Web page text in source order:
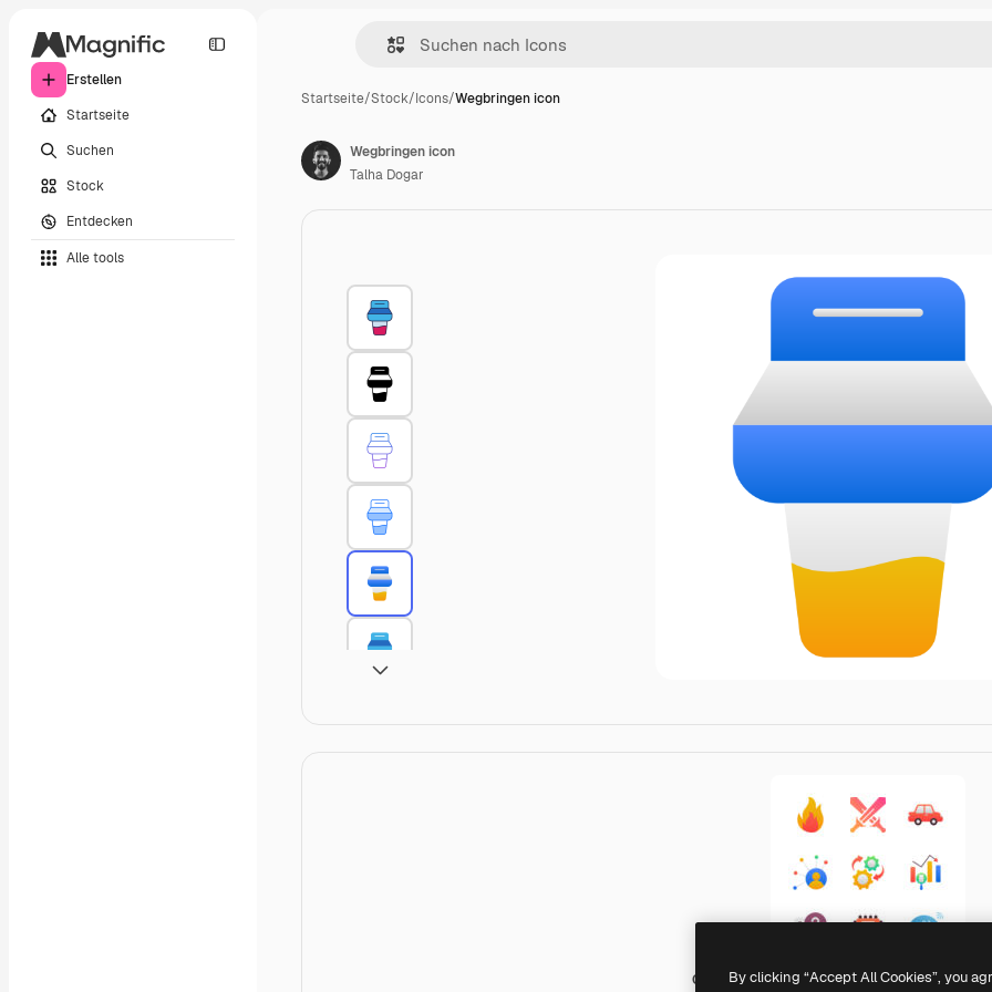
Erstellen
Startseite
Suchen
Stock
Entdecken
Alle tools
Startseite/Stock/Icons/Wegbringen icon
Generic Flat Gradient
Wegbringen icon
Talha Dogar
By clicking “Accept All Cookies”, you